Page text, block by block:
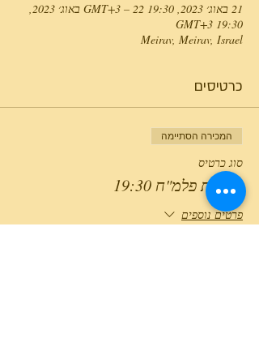
21 באוג׳ 2023, 19:30 GMT‎+3‎ – 22 באוג׳ 2023,
19:30 GMT‎+3‎
Meirav, Meirav, Israel
כרטיסים
המכירה הסתיימה
סוג כרטיס
פעילות פלמ"ח 19:30
פרטים נוספים